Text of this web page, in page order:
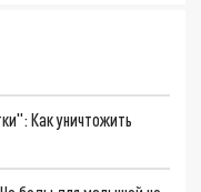
Как уничтожить